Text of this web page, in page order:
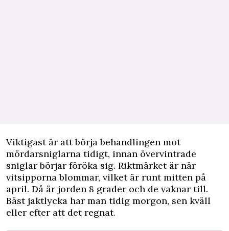
Viktigast är att börja behandlingen mot
mördarsniglarna tidigt, innan övervintrade
sniglar börjar föröka sig. Riktmärket är när
vitsipporna blommar, vilket är runt mitten på
april. Då är jorden 8 grader och de vaknar till.
Bäst jaktlycka har man tidig morgon, sen kväll
eller efter att det regnat.